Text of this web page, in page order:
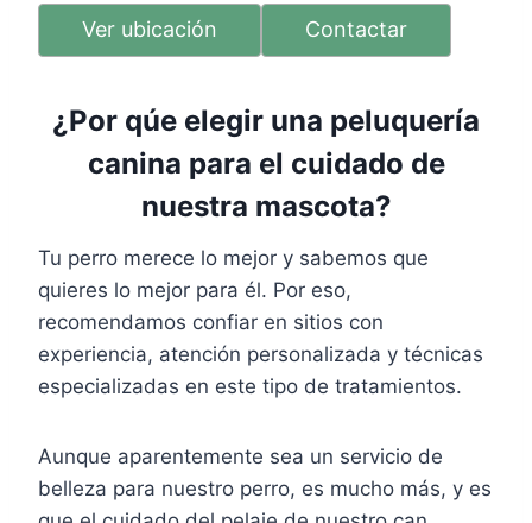
Ver ubicación Contactar
¿Por qúe elegir una peluquería
canina para el cuidado de
nuestra mascota?
Tu perro merece lo mejor y sabemos que
quieres lo mejor para él. Por eso,
recomendamos confiar en sitios con
experiencia, atención personalizada y técnicas
especializadas en este tipo de tratamientos.
Aunque aparentemente sea un servicio de
belleza para nuestro perro, es mucho más, y es